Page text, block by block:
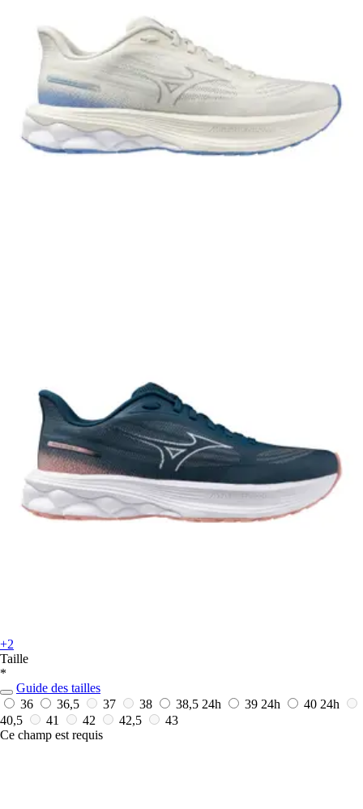
+2
Taille
*
Guide des tailles
36
36,5 37 38 38,5 24h 39 24h 40 24h
40,5
41 42 42,5
43
Ce champ est requis